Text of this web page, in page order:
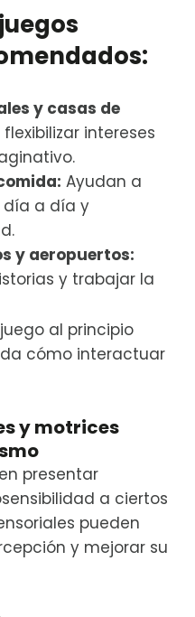
y casas de
intereses
Ayudan a
día a día y
y aeropuertos:
y trabajar la
al principio
cómo interactuar
y motrices
presentar
a ciertos
pueden
y mejorar su